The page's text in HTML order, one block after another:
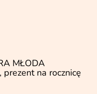
MŁODA
na rocznicę